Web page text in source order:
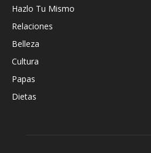
Hazlo Tu Mismo
Relaciones
Belleza
Cultura
Papas
Dietas